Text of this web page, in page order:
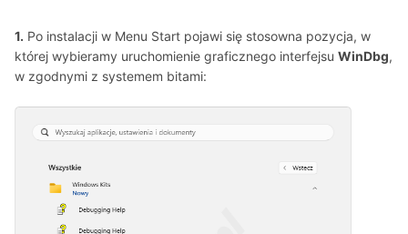
1. Po instalacji w Menu Start pojawi się stosowna pozycja, w
której wybieramy uruchomienie graficznego interfejsu WinDbg,
w zgodnymi z systemem bitami: